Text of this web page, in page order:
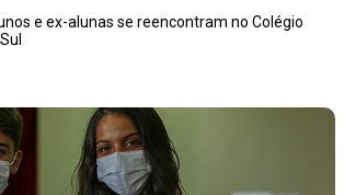
e ex-alunas se reencontram no Colégio